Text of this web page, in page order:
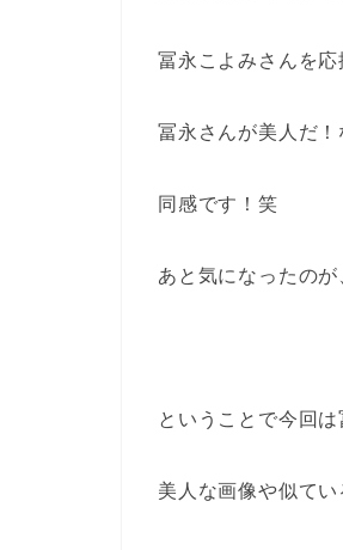
冨永こよみさんを
冨永さんが美人だ
同感です！笑
あと気になったの
ということで今回
美人な画像や似て